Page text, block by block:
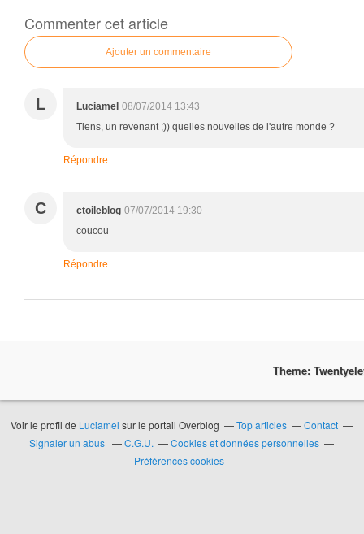
Commenter cet article
Ajouter un commentaire
L Luciamel 08/07/2014 13:43
Tiens, un revenant ;)) quelles nouvelles de l'autre monde ?
Répondre
C ctoileblog 07/07/2014 19:30
coucou
Répondre
Theme:
Voir le profil de Luciamel sur le portail Overblog Top articles
Contact
Signaler un abus
C.G.U.
Cookies et données personnelles
Préférences cookies